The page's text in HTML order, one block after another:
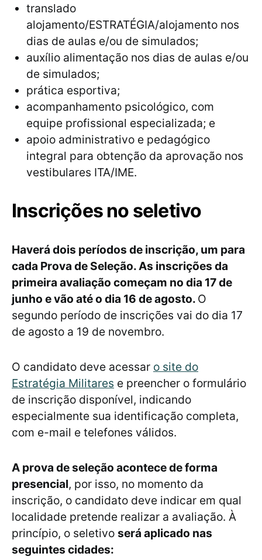
translado
alojamento/ESTRATÉGIA/alojamento nos
dias de aulas e/ou de simulados;
auxílio alimentação nos dias de aulas e/ou
de simulados;
prática esportiva;
acompanhamento psicológico, com
equipe profissional especializada; e
apoio administrativo e pedagógico
integral para obtenção da aprovação nos
vestibulares ITA/IME.
Inscrições no seletivo
Haverá dois períodos de inscrição, um para
cada Prova de Seleção. As inscrições da
primeira avaliação começam no dia 17 de
junho e vão até o dia 16 de agosto. O
segundo período de inscrições vai do dia 17
de agosto a 19 de novembro.
O candidato deve acessar o site do
Estratégia Militares e preencher o formulário
de inscrição disponível, indicando
especialmente sua identificação completa,
com e-mail e telefones válidos.
A prova de seleção acontece de forma
presencial, por isso, no momento da
inscrição, o candidato deve indicar em qual
localidade pretende realizar a avaliação. À
princípio, o seletivo será aplicado nas
seguintes cidades: